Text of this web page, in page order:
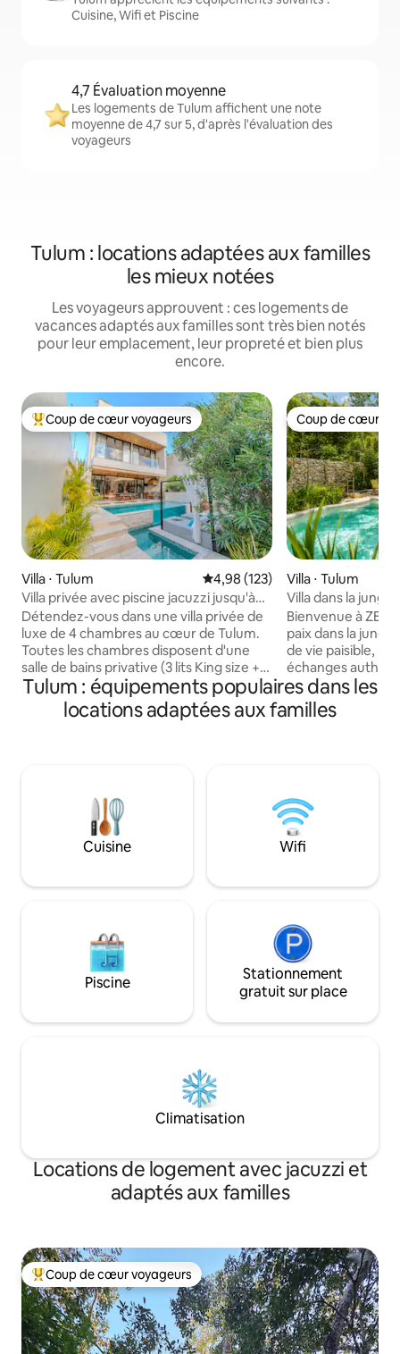
Cuisine, Wifi et Piscine
4,7 Évaluation moyenne
Les logements de Tulum affichent une note
moyenne de 4,7 sur 5, d'après l'évaluation des
voyageurs
Tulum : locations adaptées aux familles
les mieux notées
Les voyageurs approuvent : ces logements de
vacances adaptés aux familles sont très bien notés
pour leur emplacement, leur propreté et bien plus
encore.
Coups de cœur voyageurs les plus appréciés
Coup de cœur voyageurs
Villa ⋅ Tulum Évaluation moyenne sur la
4,98 (123)
Villa privée avec piscine jacuzzi jusqu'à
10 personnes avec concierge
Détendez-vous dans une villa privée de
luxe de 4 chambres au cœur de Tulum.
Toutes les chambres disposent d'une
salle de bains privative (3 lits King size +
2 lits doubles). Profitez d'une piscine à
débordement privée, d'un toit-terrasse
avec jacuzzi chauffé, de cuisines
principale, à quelques minutes à pied des
bars, cafés et restaurants, à quelques
minutes des meilleurs clubs de plage.
Service de conciergerie complet,
groupes et les célébrations.
Coup de cœur
Coup de cœur
Villa ⋅ Tulum
Villa dans la
cénote • Zen
Bienvenue à ZEN
paix dans la
de vie paisible,
échanges
nature tropicale
offre une
authentique juste
conçus pour la
convivialité. À
Gomez, vous
locaux, des cafés
cénotes restent
Tulum : équipements populaires dans les
locations adaptées aux familles
Cuisine Wifi
Piscine
Stationnement
gratuit sur place
Climatisation
Locations de logement avec jacuzzi et
adaptés aux familles
Coups de cœur voyageurs les plus appréciés
Coup de cœur voyageurs